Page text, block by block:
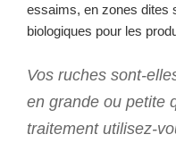
essaims, en zones dites
biologiques pour les
Vos ruches sont-
en grande ou petite
traitement utilisez-